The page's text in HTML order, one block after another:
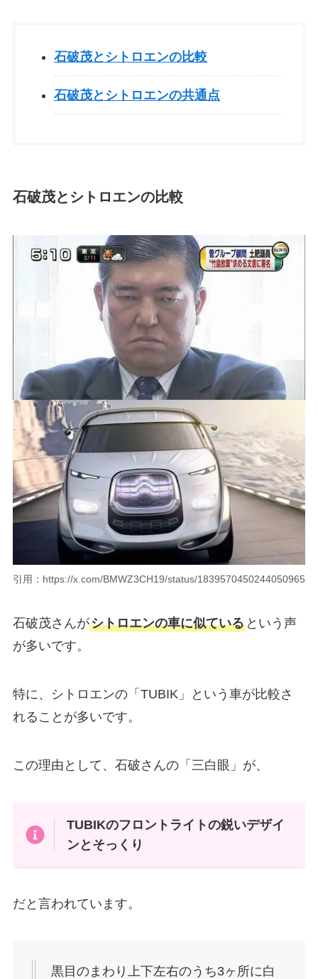
石破茂とシトロエンの比較
石破茂とシトロエンの共通点
石破茂とシトロエンの比較
引用：https://x.com/BMWZ3CH19/status/1839570450244050965
石破茂さんがシトロエンの車に似ているという声
が多いです。
特に、シトロエンの「TUBIK」という車が比較さ
れることが多いです。
この理由として、石破さんの「三白眼」が、
TUBIKのフロントライトの鋭いデザイ
ンとそっくり
だと言われています。
黒目のまわり上下左右のうち3ヶ所に白